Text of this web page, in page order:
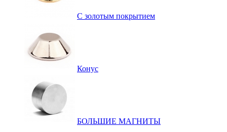
С золотым покрытием
Конус
БОЛЬШИЕ МАГНИТЫ